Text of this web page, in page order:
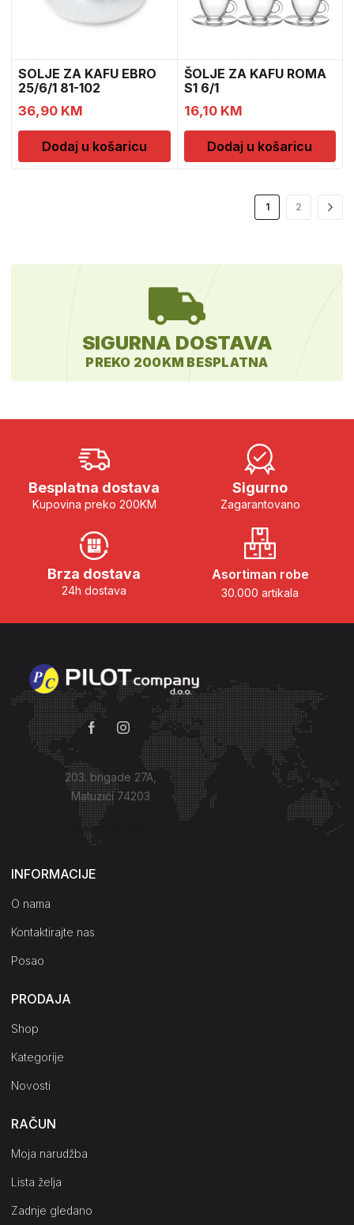
SOLJE ZA KAFU EBRO
25/6/1 81-102
36,90 KM
Dodaj u košaricu
ŠOLJE ZA KAFU ROMA
S1 6/1
16,10 KM
Dodaj u košaricu
1 2
SIGURNA DOSTAVA
PREKO 200KM BESPLATNA
Besplatna dostava
Kupovina preko 200KM
Sigurno
Zagarantovano
Brza dostava
24h dostava
Asortiman robe
30.000 artikala
203. brigade 27A,
Matuzići 74203
Kako do nas?
INFORMACIJE
O nama
Kontaktirajte nas
Posao
PRODAJA
Shop
Kategorije
Novosti
RAČUN
Moja narudžba
Lista želja
Zadnje gledano